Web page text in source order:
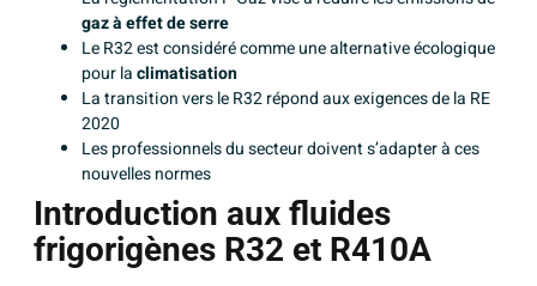
gaz à effet de serre
Le R32 est considéré comme une alternative écologique
pour laclimatisation
La transition vers le R32 répond aux exigences de la RE
2020
Les professionnels du secteur doivent s’adapter à ces
nouvelles normes
Introduction aux fluides
frigorigènes R32 et R410A